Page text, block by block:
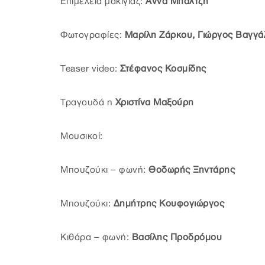
Φωτογραφίες: Μαρίλη Ζάρκου, Γιώργος
Teaser video: Στέφανος Κοσμίδης
Τραγουδά η Χριστίνα Μαξούρη
Μουσικοί:
Μπουζούκι – φωνή: Θοδωρής Ξηντάρης
Μπουζούκι: Δημήτρης Κουφογιώργος
Κιθάρα – φωνή: Βασίλης Προδρόμου